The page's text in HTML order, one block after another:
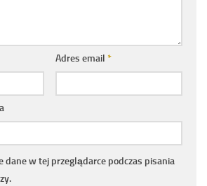
Adres email *
dane w tej przeglądarce podczas pisania